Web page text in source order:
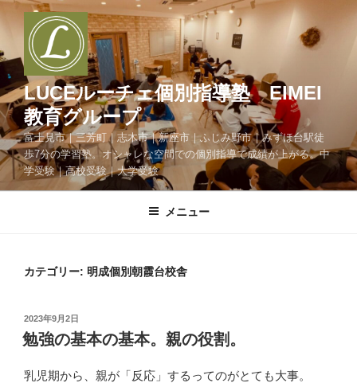
ン
ン
ツ
へ
ス
キ
ッ
LUCEルーチェ個別指導塾 EIMEI
教育グループ
富士見市｜三芳町｜志木市｜新座市｜ふじみ野市｜みずほ台駅徒
歩7分の学習塾。オシャレな空間での個別指導で成績が上がる。中
学受験｜高校受験｜大学受験
メニュー
カテゴリー: 明成個別朝霞台校舎
投
稿
日:
2023年9月2日
勉強の基本の基本。親の役割。
乳児期から、親が「反応」するってのがとても大事。